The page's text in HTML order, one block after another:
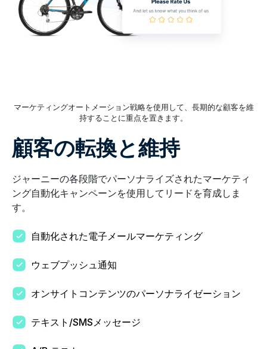
顧客の転換と維持
ジャーニーの各段階でパーソナライズされたマーケティ
ング自動化キャンペーンを使用してリードを育成しま
す。
自動化された電子メールマーケティング
ウェブプッシュ通知
オンサイトコンテンツのパーソナライゼーション
テキスト/SMSメッセージ
マーケティングオートメーション戦略を使用して、長期的な顧客を維
持することに重点を置きます。